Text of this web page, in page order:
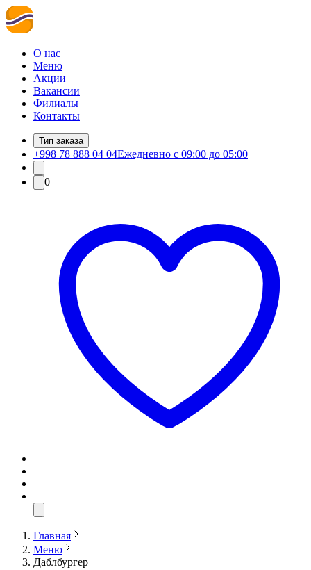
О нас
Меню
Акции
Вакансии
Филиалы
Контакты
Тип заказа
+998 78 888 04 04Ежедневно с 09:00 до 05:00
0
Главная
Меню
Даблбургер